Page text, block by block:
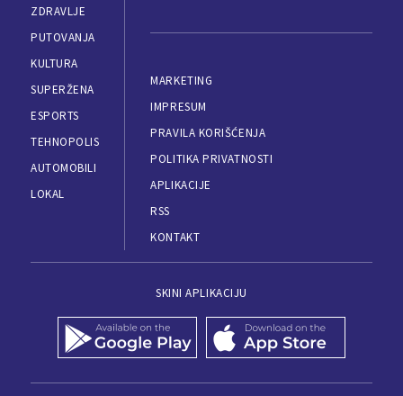
ZDRAVLJE
PUTOVANJA
KULTURA
SUPERŽENA
ESPORTS
TEHNOPOLIS
AUTOMOBILI
LOKAL
MARKETING
IMPRESUM
PRAVILA KORIŠĆENJA
POLITIKA PRIVATNOSTI
APLIKACIJE
RSS
KONTAKT
SKINI APLIKACIJU